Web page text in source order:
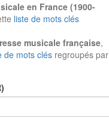
en France (1900-
liste de mots clés
musicale française,
de mots clés regroupés par